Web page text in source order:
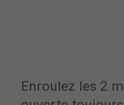
Enroulez les 2